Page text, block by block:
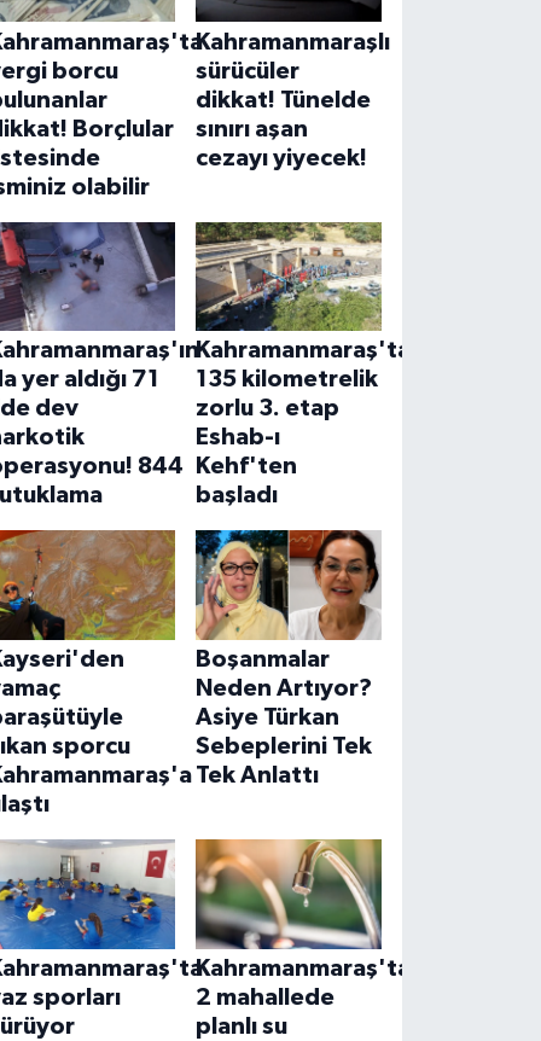
borcu
Borçlular
olabilir
Kahramanmaraşlı
sürücüler
dikkat! Tünelde
sınırı aşan
cezayı yiyecek!
yer aldığı 71
dev
844
Kahramanmaraş'ta
135 kilometrelik
zorlu 3. etap
Eshab-ı
Kehf'ten
başladı
sporcu
Boşanmalar
Neden Artıyor?
Asiye Türkan
Sebeplerini Tek
Tek Anlattı
sporları
Kahramanmaraş'ta
2 mahallede
planlı su